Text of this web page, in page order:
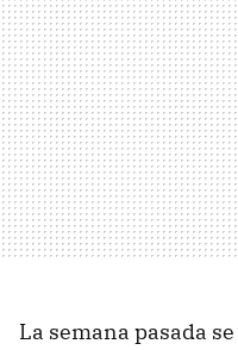
La semana pasada se